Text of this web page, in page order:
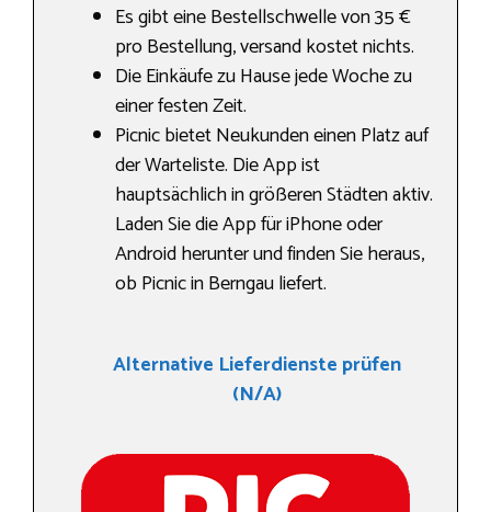
Es gibt eine Bestellschwelle von 35 €
pro Bestellung, versand kostet nichts.
Die Einkäufe zu Hause jede Woche zu
einer festen Zeit.
Picnic bietet Neukunden einen Platz auf
der Warteliste. Die App ist
hauptsächlich in größeren Städten aktiv.
Laden Sie die App für iPhone oder
Android herunter und finden Sie heraus,
ob Picnic in Berngau liefert.
Alternative Lieferdienste prüfen
(N/A)